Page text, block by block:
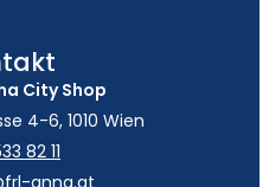
City Shop
4-6, 1010 Wien
82 11
anna.at